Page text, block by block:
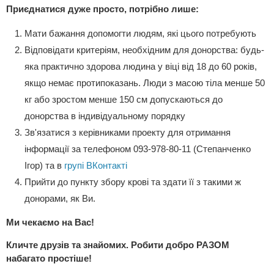
Приєднатися дуже просто, потрібно лише:
Мати бажання допомогти людям, які цього потребують
Відповідати критеріям, необхідним для донорства: будь-
яка практично здорова людина у віці від 18 до 60 років,
якщо немає протипоказань. Люди з масою тіла менше 50
кг або зростом менше 150 см допускаються до
донорства в індивідуальному порядку
Зв'язатися з керівниками проекту для отримання
інформації за телефоном 093-978-80-11 (Степанченко
Ігор) та в групі ВКонтакті
Прийти до пункту збору крові та здати її з такими ж
донорами, як Ви.
Ми чекаємо на Вас!
Кличте друзів та знайомих. Робити добро РАЗОМ
набагато простіше!